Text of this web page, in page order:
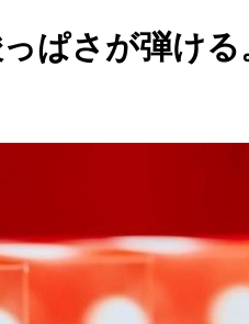
ぱさが弾け